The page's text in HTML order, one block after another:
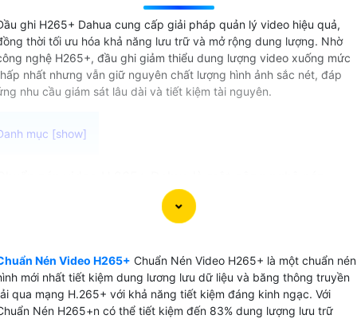
ghi H265+ Dahua cung cấp giải pháp quản lý video hiệu quả,
thời tối ưu hóa khả năng lưu trữ và mở rộng dung lượng. Nhờ
nghệ H265+, đầu ghi giảm thiểu dung lượng video xuống mức
nhất nhưng vẫn giữ nguyên chất lượng hình ảnh sắc nét, đáp
nhu cầu giám sát lâu dài và tiết kiệm tài nguyên.
trên camera quan sát được sử dụng trên các thiết bị
video camera cao cấp là chip xử lý video thông minh .
giúp giảm dung lượng file video mà vẫn duy trì chất
hình ảnh cao.
Chuẩn nén video H.265+ Dahua có thể lưu trữ video dài
một cách tiết kiệm với dung lượng nhỏ gọn hơn so với
Nén Video H265+ Chuẩn Nén Video H265+ là một chuẩn nén
mới nhất tiết kiệm dung lương lưu dữ liệu và băng thông truyền
qua mạng H.265+ với khả năng tiết kiệm đáng kinh ngạc. Với
Nén H265+n có thể tiết kiệm đến 83% dung lượng lưu trữ